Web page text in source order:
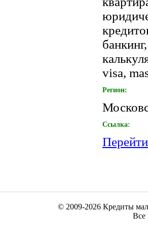
visa,
Регион:
Ссылка:
© 2009-2026 Кредиты
Все